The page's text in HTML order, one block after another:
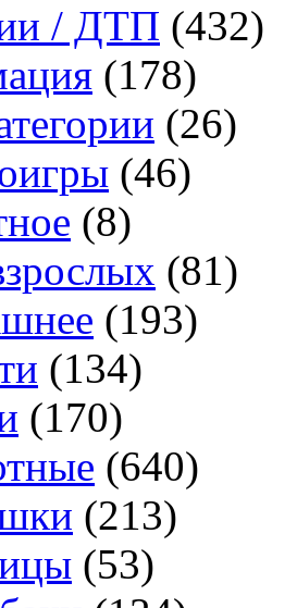
/ ДТП (432)
(178)
(26)
(46)
(8)
(81)
(193)
(134)
(170)
(640)
(213)
(53)